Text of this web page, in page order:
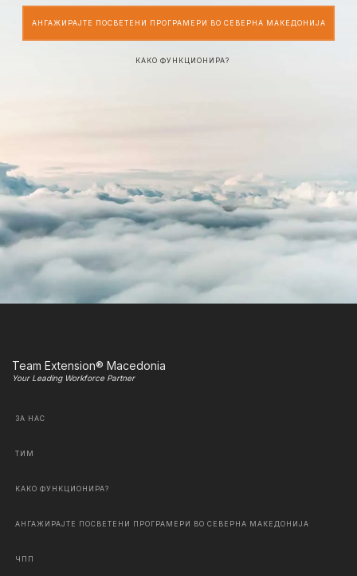
АНГАЖИРАЈТЕ ПОСВЕТЕНИ ПРОГРАМЕРИ ВО СЕВЕРНА МАКЕДОНИЈА
КАКО ФУНКЦИОНИРА?
Team Extension® Macedonia
Your Leading Workforce Partner
ЗА НАС
ТИМ
КАКО ФУНКЦИОНИРА?
АНГАЖИРАЈТЕ ПОСВЕТЕНИ ПРОГРАМЕРИ ВО СЕВЕРНА МАКЕДОНИЈА
ЧПП